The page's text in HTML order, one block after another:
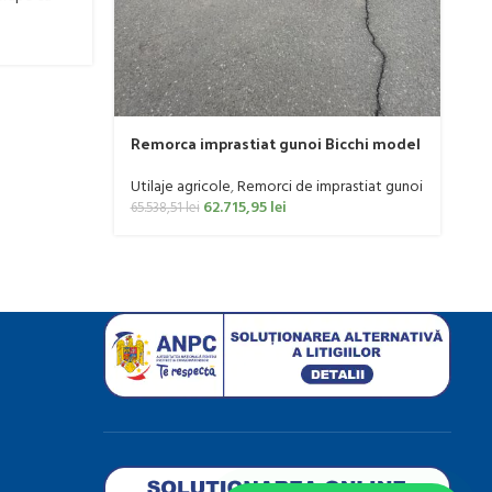
Remorca imprastiat gunoi Bicchi model
Utilaje agricole,Remorci de imprastiat gunoi
65.538,51lei 62.715,95lei